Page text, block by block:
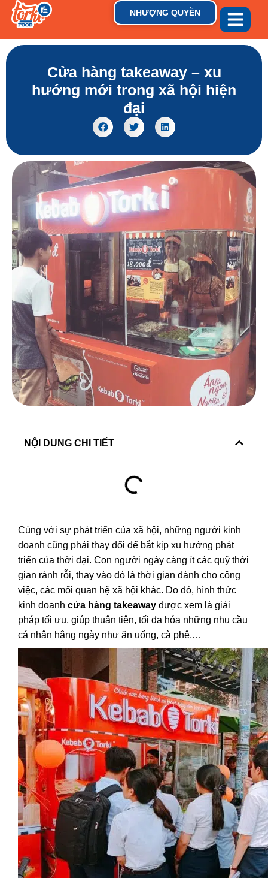
NHƯỢNG QUYỀN
Cửa hàng takeaway – xu
hướng mới trong xã hội hiện
đại
NỘI DUNG CHI TIẾT
Cùng với sự phát triển của xã hội, những người kinh
doanh cũng phải thay đổi để bắt kịp xu hướng phát
triển của thời đại. Con người ngày càng ít các quỹ thời
gian rảnh rỗi, thay vào đó là thời gian dành cho công
việc, các mối quan hệ xã hội khác. Do đó, hình thức
kinh doanh cửa hàng takeaway được xem là giải
pháp tối ưu, giúp thuận tiện, tối đa hóa những nhu cầu
cá nhân hằng ngày như ăn uống, cà phê,…